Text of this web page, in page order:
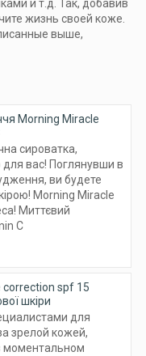
и т.д. Так, добавив
жизнь своей коже.
выше,
Morning Miracle
сироватка,
для вас! Поглянувши в
ви будете
Morning Miracle
Миттєвий
C
correction spf 15
шкіри
для
зрелой кожей,
моментальном